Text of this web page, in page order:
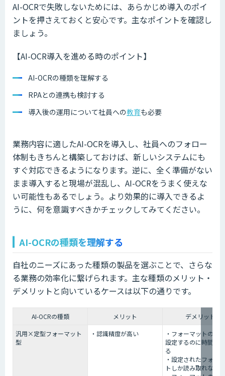
AI-OCRで失敗しないためには、あらかじめ導入のポイ
ントを押さえておくと安心です。主なポイントを確認し
ましょう。
【AI-OCR導入を進める時のポイント】
AI-OCRの種類を理解する
RPAとの連携も検討する
導入後の運用について社員への教育も必要
業務内容に適したAI-OCRを導入し、社員へのフォロー
体制もきちんと構築しておけば、新しいシステムにも
すぐ対応できるようになります。逆に、全く準備がない
まま導入すると現場が混乱し、AI-OCRをうまく使えな
い可能性もあるでしょう。より効果的に導入できるよ
うに、何を意識すべきかチェックしてみてください。
AI-OCRの種類を理解する
自社のニーズにあった種類の製品を選ぶことで、さらな
る業務の効率化に繋げられます。主な種類のメリット・
デメリットと向いているケースは以下の通りです。
AI-OCRの種類 メリット
デメリット
汎用×定型フォーマット
型
・認識精度が高い
・フォーマットの定
設定するのに時間が
る
・設定されたフォー
トしか読み取れない